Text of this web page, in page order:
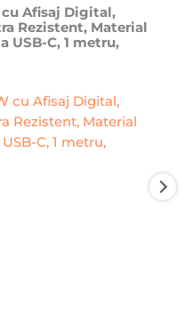
cu Afisaj Digital,
Rezistent, Material
USB-C, 1 metru,